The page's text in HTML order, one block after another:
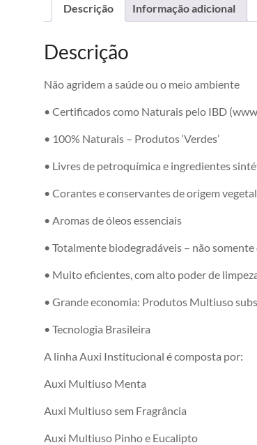
Descrição Informação adicional
Descrição
Não agridem a saúde ou o meio ambiente
• Certificados como Naturais pelo IBD
• 100% Naturais – Produtos ‘Verdes’
• Livres de petroquímica e ingredientes
• Corantes e conservantes de origem vegetal
• Aromas de óleos essenciais
• Totalmente biodegradáveis – não
• Muito eficientes, com alto poder de
• Grande economia: Produtos Multiuso
• Tecnologia Brasileira
A linha Auxi Institucional é composta por:
Auxi Multiuso Menta
Auxi Multiuso sem Fragrância
Auxi Multiuso Pinho e Eucalipto